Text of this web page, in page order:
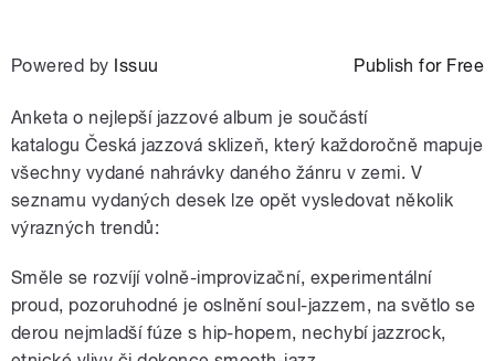
Powered by Issuu Publish for Free
Anketa o nejlepší jazzové album je součástí
katalogu Česká jazzová sklizeň, který každoročně mapuje
všechny vydané nahrávky daného žánru v zemi. V
seznamu vydaných desek lze opět vysledovat několik
výrazných trendů:
Směle se rozvíjí volně-improvizační, experimentální
proud, pozoruhodné je oslnění soul-jazzem, na světlo se
derou nejmladší fúze s hip-hopem, nechybí jazzrock,